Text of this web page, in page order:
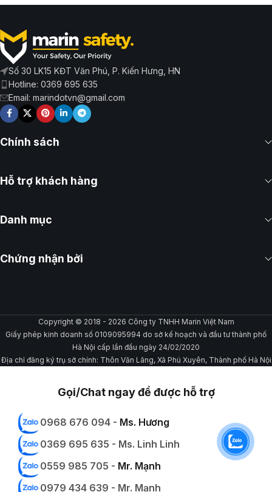
Số 30 LK15 KĐT Văn Phú, P. Kiến Hưng, HN
Hotline: 0369 695 635
Email: marindotvn@gmail.com
Chính sách
Hỗ trợ khách hàng
Danh mục
Chứng nhận bởi
Copyright © 2018 - 2026 Công ty TNHH Marin Việt Nam
Giấy phép kinh doanh số 0109095994 do sở kế hoạch và đầu tư thành phố
Hà Nội cấp lần đầu ngày 24/02/2020
Địa chỉ đăng ký trụ sở chính: Thôn Văn Lãng, Xã Phú Xuyên, Thành phố Hà Nội
Gọi/Chat ngay để được hỗ trợ
0968 676 094 - Ms. Hương
0369 695 635 - Ms. Linh Linh
0559 985 705 - Mr. Mạnh
0979 434 639 - Mr. Mạnh